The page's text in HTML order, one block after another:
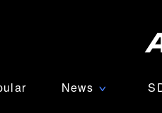
News ∨